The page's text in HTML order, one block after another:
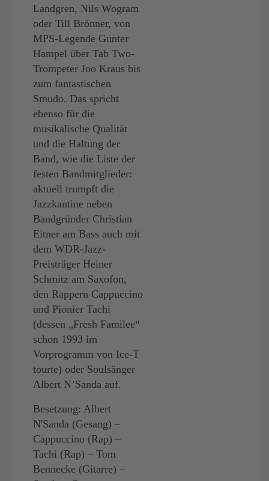
Landgren, Nils Wogram
oder Till Brönner, von
MPS-Legende Gunter
Hampel über Tab Two-
Trompeter Joo Kraus bis
zum fantastischen
Smudo. Das spricht
ebenso für die
musikalische Qualität
und die Haltung der
Band, wie die Liste der
festen Bandmitglieder:
aktuell trumpft die
Jazzkantine neben
Bandgründer Christian
Eitner am Bass auch mit
dem WDR-Jazz-
Preisträger Heiner
Schmitz am Saxofon,
den Rappern Cappuccino
und Pionier Tachi
(dessen „Fresh Familee“
schon 1993 im
Vorprogramm von Ice-T
tourte) oder Soulsänger
Albert N’Sanda auf.
Besetzung: Albert
N'Sanda (Gesang) –
Cappuccino (Rap) –
Tachi (Rap) – Tom
Bennecke (Gitarre) –